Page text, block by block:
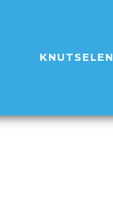
KNUTSELEN